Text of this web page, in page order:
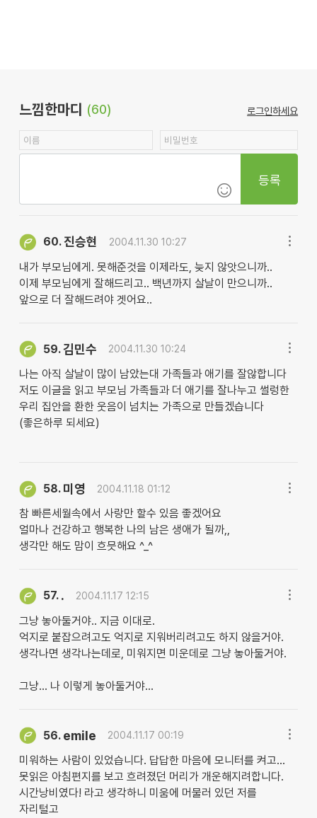
느낌한마디 (60) 로그인하세요
등록
60.진승현 2004.11.30 10:27
내가 부모님에게. 못해준것을 이제라도, 늦지 않앗으니까..
이제 부모님에게 잘해드리고.. 백년까지 살날이 만으니까..
앞으로 더 잘해드려야 겟어요..
59.김민수 2004.11.30 10:24
나는 아직 살날이 많이 남았는대 가족들과 애기를 잘않합니다
저도 이글을 읽고 부모님 가족들과 더 애기를 잘나누고 썰렁한
우리 집안을 환한 웃음이 넘치는 가족으로 만들겠습니다
(좋은하루 되세요)
58. 미영 2004.11.18 01:12
참 빠른세월속에서 사랑만 할수 있음 좋겠어요
얼마나 건강하고 행복한 나의 남은 생애가 될까,,
생각만 해도 맘이 흐믓해요 ^_^
57. . 2004.11.17 12:15
그냥 놓아둘거야.. 지금 이대로.
억지로 붙잡으려고도 억지로 지워버리려고도 하지 않을거야.
생각나면 생각나는데로, 미워지면 미운데로 그냥 놓아둘거야.
그냥... 나 이렇게 놓아둘거야...
56. emile 2004.11.17 00:19
미워하는 사람이 있었습니다. 답답한 마음에 모니터를 켜고...
못읽은 아침편지를 보고 흐려졌던 머리가 개운해지려합니다.
시간낭비였다! 라고 생각하니 미움에 머물러 있던 저를
자리털고